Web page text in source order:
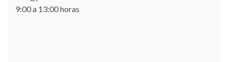
9:00 a 13:00 horas